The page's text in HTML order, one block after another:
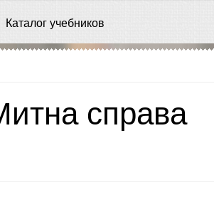
Каталог учебников
справа